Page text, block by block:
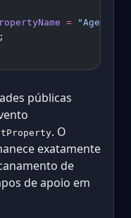
= "Age"
;
públicas
. O
exatamente
de
de apoio em